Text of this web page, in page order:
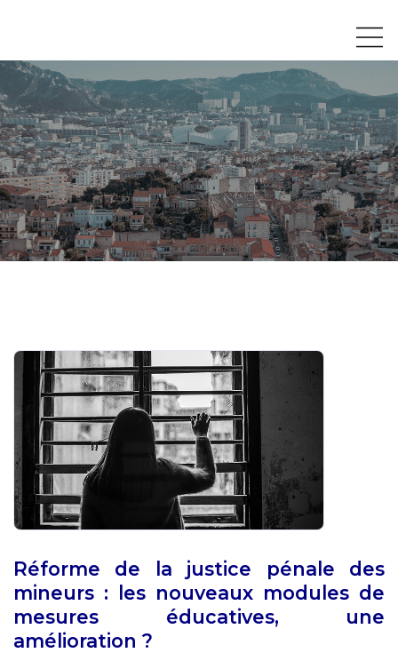
Réforme de la justice pénale des
mineurs : les nouveaux modules de
mesures éducatives, une
amélioration ?